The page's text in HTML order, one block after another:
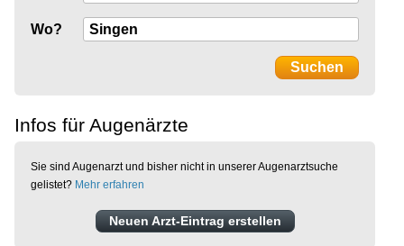
Wo?
Infos für Augenärzte
Sie sind Augenarzt und bisher nicht in unserer Augenarztsuche
gelistet? Mehr erfahren
Neuen Arzt-Eintrag erstellen